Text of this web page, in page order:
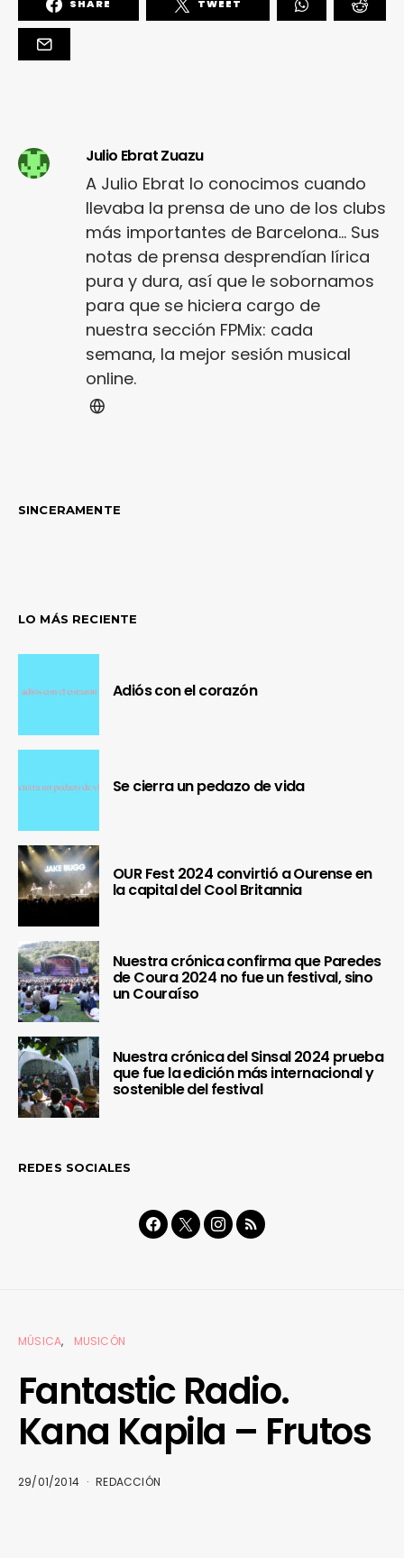
SHARE TWEET
Julio Ebrat Zuazu
A Julio Ebrat lo conocimos cuando
llevaba la prensa de uno de los clubs
más importantes de Barcelona... Sus
notas de prensa desprendían lírica
pura y dura, así que le sobornamos
para que se hiciera cargo de
nuestra sección FPMix: cada
semana, la mejor sesión musical
online.
SINCERAMENTE
LO MÁS RECIENTE
Adiós con el corazón
Se cierra un pedazo de vida
OUR Fest 2024 convirtió a Ourense en
la capital del Cool Britannia
Nuestra crónica confirma que Paredes
de Coura 2024 no fue un festival, sino
un Couraíso
Nuestra crónica del Sinsal 2024 prueba
que fue la edición más internacional y
sostenible del festival
REDES SOCIALES
MÚSICA MUSICÓN
Fantastic Radio.
Kana Kapila – Frutos
29/01/2014 REDACCIÓN